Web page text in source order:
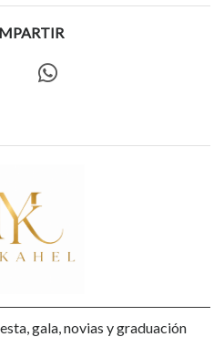
gala, novias y graduación